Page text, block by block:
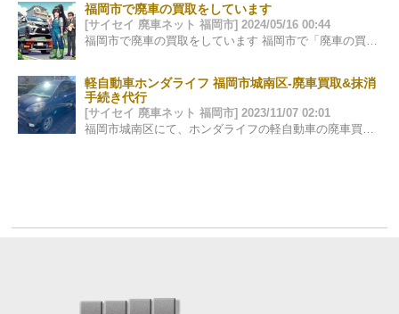
福岡市で廃車の買取をしています
[サイセイ 廃車ネット 福岡市] 2024/05/16 00:44
福岡市で廃車の買取をしています 福岡市で「廃車の買取」をお考えの皆様、当社は廃車やスクラップ車の買取を専門に行っています。面倒な手続きをす…
軽自動車ホンダライフ 福岡市城南区-廃車買取&抹消
手続き代行
[サイセイ 廃車ネット 福岡市] 2023/11/07 02:01
福岡市城南区にて、ホンダライフの軽自動車の廃車買取をさせて頂きました。 引き取り、抹消手続きは無料で行なっております。新しい車が来るとの事でし…